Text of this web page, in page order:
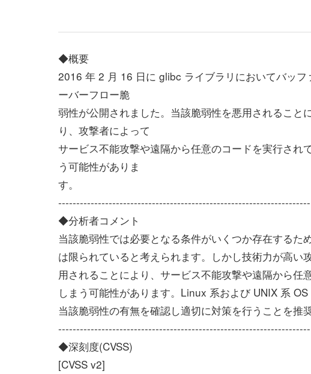
◆概要
2016 年 2 月 16 日に glibc ライブラリにおいてバッフ
ーバーフロー脆
弱性が公開されました。当該脆弱性を悪用されること
り、攻撃者によって
サービス不能攻撃や遠隔から任意のコードを実行され
う可能性がありま
す。
----------------------------------------------------------------------
◆分析者コメント
当該脆弱性では必要となる条件がいくつか存在するた
は限られていると考えられます。しかし技術力が高い
用されることにより、サービス不能攻撃や遠隔から任
しまう可能性があります。Linux 系および UNIX 系
当該脆弱性の有無を確認し適切に対策を行うことを推
----------------------------------------------------------------------
◆深刻度(CVSS)
[CVSS v2]